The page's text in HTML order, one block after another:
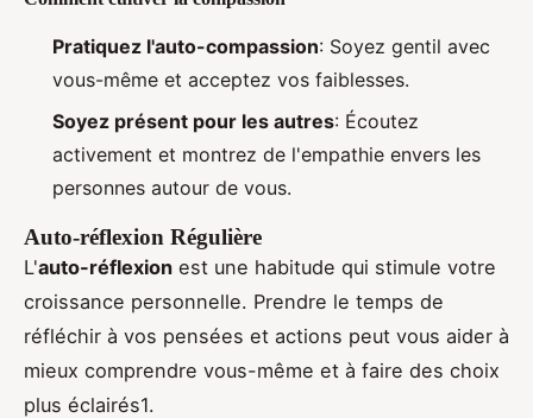
Pratiquez l'auto-compassion: Soyez gentil avec
vous-même et acceptez vos faiblesses.
Soyez présent pour les autres: Écoutez
activement et montrez de l'empathie envers les
personnes autour de vous.
Auto-réflexion Régulière
L'auto-réflexion est une habitude qui stimule votre
croissance personnelle. Prendre le temps de
réfléchir à vos pensées et actions peut vous aider à
mieux comprendre vous-même et à faire des choix
plus éclairés1.